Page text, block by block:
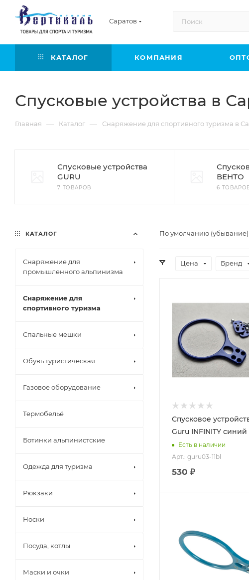
Саратов
КАТАЛОГ КОМПАНИЯ
Спусковые устройства в
Главная — Каталог — Снаряжение для спортивного туризма в
Спусковые устройства
GURU
7 ТОВАРОВ
ВЕНТО
6
По умолчанию (убывание)
Цена Бренд
Спусковое
Guru INFINITY синий
Есть в наличии
Арт.: guru03-11bl
530 ₽
КАТАЛОГ
Снаряжение для
промышленного альпинизма
Снаряжение для
спортивного туризма
Спальные мешки
Обувь туристическая
Газовое оборудование
Термобельё
Ботинки альпинистские
Одежда для туризма
Рюкзаки
Носки
Посуда, котлы
Маски и очки